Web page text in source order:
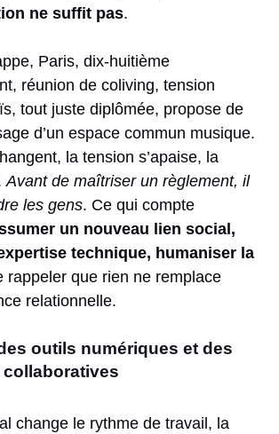
ne suffit pas.
Paris, dix-huitième
réunion de coliving, tension
tout juste diplômée, propose de
d’un espace commun musique.
la tension s’apaise, la
Avant de maîtriser un règlement, il
les gens. Ce qui compte
un nouveau lien social,
technique, humaniser la
rappeler que rien ne remplace
relationnelle.
outils numériques et des
change le rythme de travail, la